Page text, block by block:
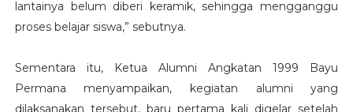
lantainya belum diberi keramik, sehingga mengganggu
proses belajar siswa,” sebutnya.
Sementara itu, Ketua Alumni Angkatan 1999 Bayu
Permana menyampaikan, kegiatan alumni yang
dilaksanakan tersebut, baru pertama kali digelar setelah